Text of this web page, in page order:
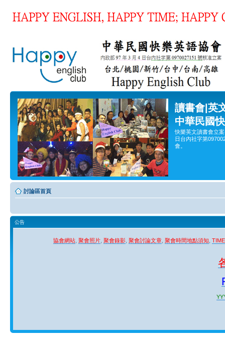
讀書會|英
中華民國
快樂英文讀書會立
日台內社字第
會。
討論區首頁
公告
協會網站 聚會照片 聚會錄影 聚會討論文章 聚會時間地點須知